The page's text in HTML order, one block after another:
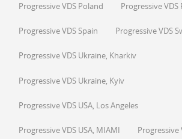
Progressive VDS Poland Progressive VDS
Progressive VDS Spain Progressive VDS
Progressive VDS Ukraine, Kharkiv
Progressive VDS Ukraine, Kyiv
Progressive VDS USA, Los Angeles
Progressive VDS USA, MIAMI Progressive